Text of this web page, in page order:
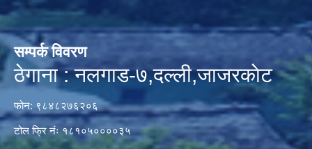
सम्पर्क विवरण
ठेगाना : नलगाड-७,दल्ली,जाजरकाेट
फोन: ९८४८२७६२०६
टोल फ्रि नंः १८१०५००००३५